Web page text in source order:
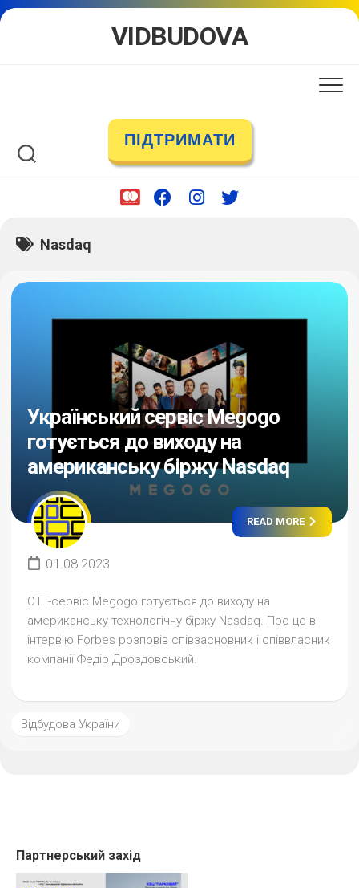
Skip
VIDBUDOVA
ПІДТРИМАТИ
Nasdaq
Український сервіс Megogo
готується до виходу на
американську біржу Nasdaq
READ MORE
01.08.2023
OTT-сервіс Megogo готується до виходу на
американську технологічну біржу Nasdaq. Про це в
інтерв’ю Forbes розповів співзасновник і співвласник
компанії Федір Дроздовський.
Відбудова України
Партнерський захід